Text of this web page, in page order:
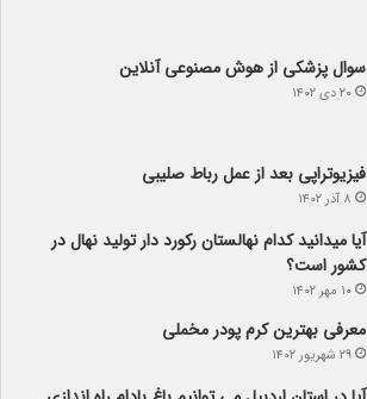
سوال پزشکی از هوش مصنوعی آنلاین
۲۰ دی ۱۴۰۲
فیزیوتراپی بعد از عمل رباط صلیبی
۸ آذر ۱۴۰۲
آیا می­دانید کدام نهالستان رکورد دار تولید نهال­ در
کشور است؟
۱۰ مهر ۱۴۰۲
معرفی بهترین کرم پودر مخملی
۲۹ شهریور ۱۴۰۲